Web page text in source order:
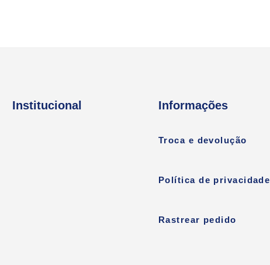
Institucional Informações
Troca e devolução
Política de privacidade
Rastrear pedido